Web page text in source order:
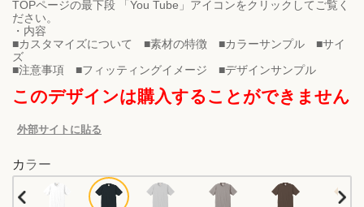
TOPページの最下段 「You Tube」アイコンをクリックしてご覧く
ださい。
・内容
■カスタマイズについて ■素材の特徴 ■カラーサンプル ■サイ
ズ
このデザインは購入することができません
外部サイトに貼る
カラー